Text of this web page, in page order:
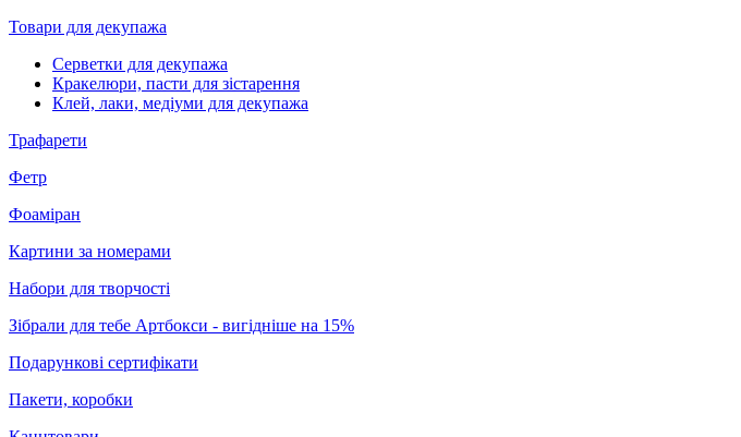
Товари для декупажа
Серветки для декупажа
Кракелюри, пасти для зістарення
Клей, лаки, медіуми для декупажа
Трафарети
Фетр
Фоаміран
Картини за номерами
Набори для творчості
Зібрали для тебе Артбокси - вигідніше на 15%
Подарункові сертифікати
Пакети, коробки